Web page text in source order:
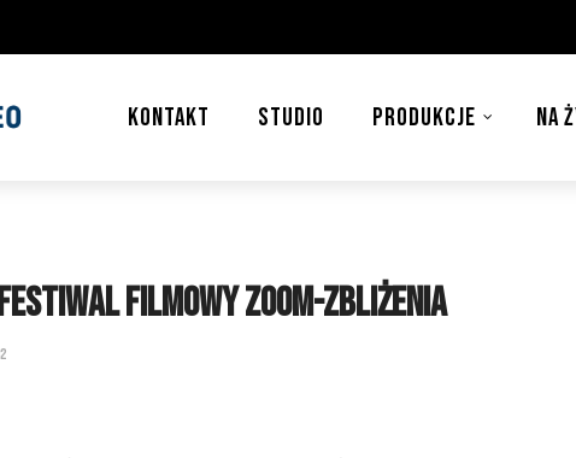
KONTAKT STUDIO PRODUKCJE NA
Filmowy ZOOM-Zbliżenia